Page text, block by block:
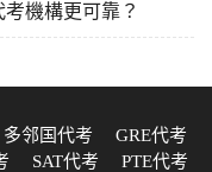
機構更可靠？
多邻国代考
GRE代考
SAT代考
PTE代考